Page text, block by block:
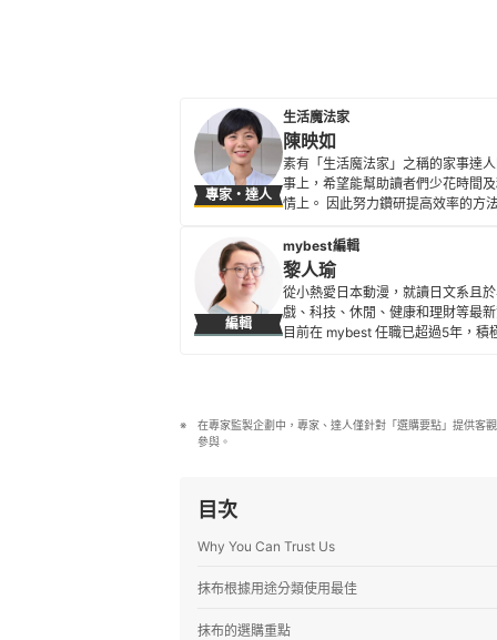
專家・達人
生活魔法家
陳映如
素有「生活魔法家」之稱的家事達
事上，希望能幫助讀者們少花時間
情上。 因此努力鑽研提高效率的方
陳映如的簡介
編輯
mybest編輯
黎人瑜
從小熱愛日本動漫，就讀日文系且
戲、科技、休閒、健康和理財等最
目前在 mybest 任職已超過5年，積
在專家監製企劃中，專家、達人僅針對「選購要點」提供客
參與。
目次
Why You Can Trust Us
抹布根據用途分類使用最佳
抹布的選購重點